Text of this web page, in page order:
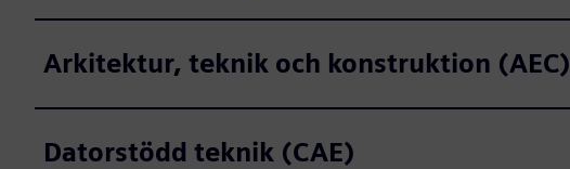
Arkitektur, teknik och konstruktion (AEC)
Datorstödd teknik (CAE)